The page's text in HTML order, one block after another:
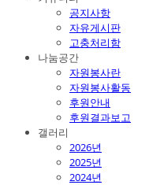
공지사항
자유게시판
고충처리함
나눔공간
자원봉사란
자원봉사활동
후원안내
후원결과보고
갤러리
2026년
2025년
2024년